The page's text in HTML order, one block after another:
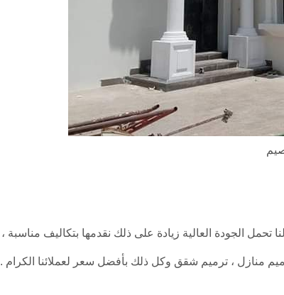
تحمل الجودة العالية زيادة على ذلك نقدمها بتكاليف مناسبة ،
منازل ، ترميم شقق وكل ذلك بأفضل سعر لعملائنا الكرام .